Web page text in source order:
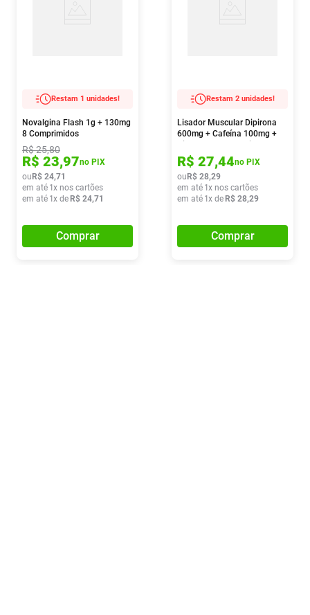
Restam 1 unidades!
Novalgina Flash 1g + 130mg
8 Comprimidos
R$25,80
R$ 23,97no PIX
ou R$ 24,71
em até 1x nos cartões
em até 1x de R$ 24,71
Comprar
Restam 2 unidades!
Lisador Muscular Dipirona
600mg + Cafeína 100mg +
16 Comprimidos
R$ 27,44no PIX
ou R$ 28,29
em até 1x nos cartões
em até 1x de R$ 28,29
Comprar